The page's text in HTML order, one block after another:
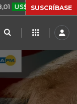
+3,89% CAFÉ
SUSCRÍBASE